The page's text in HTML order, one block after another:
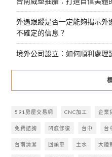
外遇跟蹤是否一定能夠揭示外
不確定的信息？
境外公司設立：如何順利處理
591房屋交易網 CNC加工 企業
免費諮詢 凹痕修復 台中 台
台南清潔 回頭車 土水 大陸